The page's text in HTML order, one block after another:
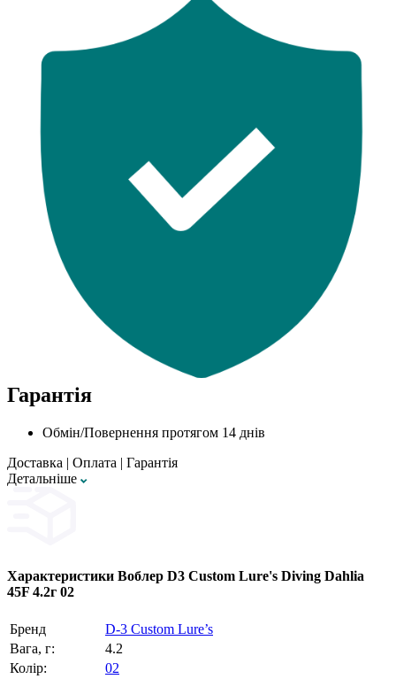
Гарантія
Обмін/Повернення протягом 14 днів
Доставка | Оплата | Гарантія
Детальнiше
Характеристики Воблер D3 Custom Lure's Diving Dahlia
45F 4.2г 02
Бренд
D‑3 Custom Lure’s
Вага, г:
4.2
Колір:
02